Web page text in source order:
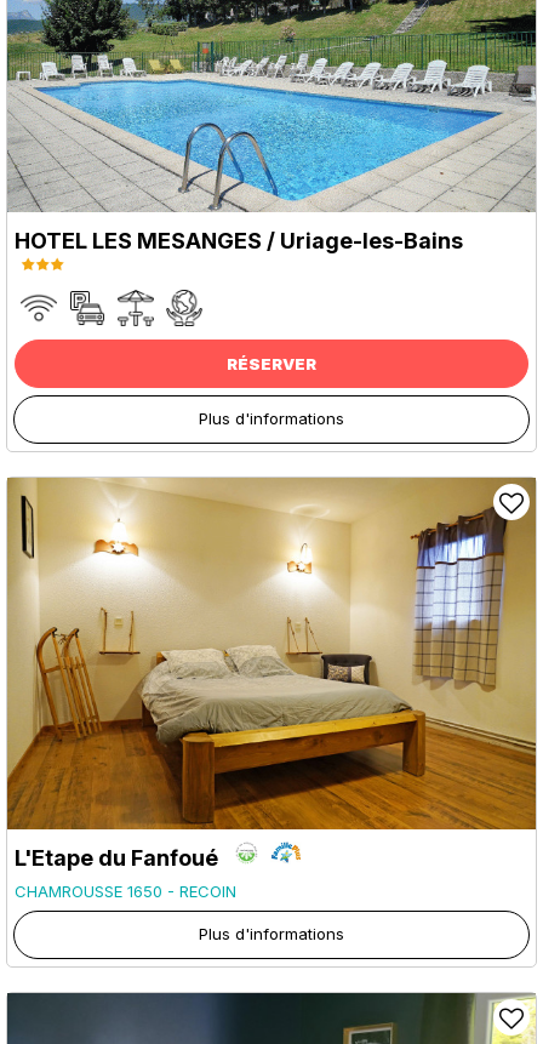
HOTEL LES MESANGES / Uriage-les-Bains
RÉSERVER
Plus d'informations
L'Etape du Fanfoué
CHAMROUSSE 1650 - RECOIN
Plus d'informations